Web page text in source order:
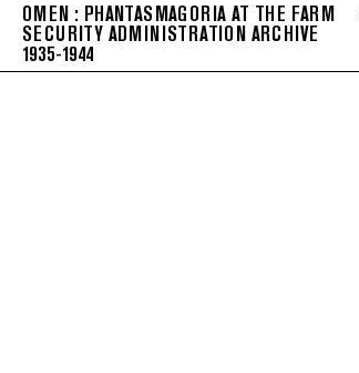
OMEN : PHANTASMAGORIA AT THE FARM
SECURITY ADMINISTRATION ARCHIVE
1935-1944